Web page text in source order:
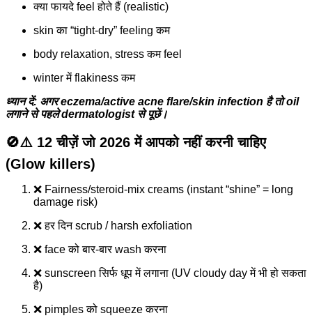
क्या फायदे feel होते हैं (realistic)
skin का “tight-dry” feeling कम
body relaxation, stress कम feel
winter में flakiness कम
ध्यान दें: अगर eczema/active acne flare/skin infection है तो oil
लगाने से पहले dermatologist से पूछें।
🚫⚠️ 12 चीज़ें जो 2026 में आपको नहीं करनी चाहिए
(Glow killers)
❌ Fairness/steroid-mix creams (instant “shine” = long
damage risk)
❌ हर दिन scrub / harsh exfoliation
❌ face को बार-बार wash करना
❌ sunscreen सिर्फ धूप में लगाना (UV cloudy day में भी हो सकता
है)
❌ pimples को squeeze करना